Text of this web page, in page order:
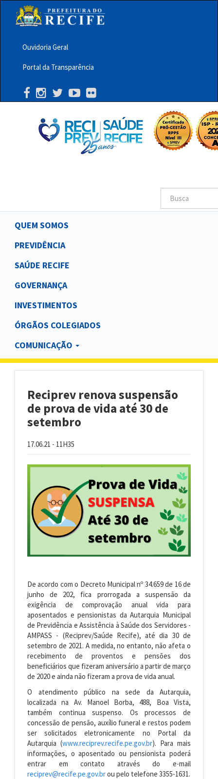
principalMenu
Barra
Topo
PCR
Ouvidoria Geral
Portal da Transparência
Buscar
Main
navigation
QUEM SOMOS
PREVIDÊNCIA
SAÚDE RECIFE
GOVERNANÇA
INVESTIMENTOS
ÓRGÃOS COLEGIADOS
COMUNICAÇÃO
Reciprev renova suspensão
de prova de vida até 30 de
setembro
17.06.21 - 11H35
De acordo com o Decreto Municipal nº 34.659 de 16 de
junho de 202, fica prorrogada a suspensão da
exigência de comprovação anual vida para
aposentados e pensionistas da Autarquia Municipal
de Previdência e Assistência à Saúde dos Servidores -
AMPASS - (Reciprev/Saúde Recife), até dia 30 de
setembro de 2021. A medida, no entanto, não afeta o
recebimento de proventos e pensões dos
beneficiários que fizeram aniversário a partir de março
de 2020 e ainda não fizeram a prova de vida anual.
O atendimento público na sede da Autarquia,
localizada na Av. Manoel Borba, 488, Boa Vista,
também continua suspenso. Os processos de
concessão de pensão, auxílio funeral e restos podem
ser solicitados eletronicamente no Portal da
Autarquia (www.reciprev.recife.pe.gov.br). Para mais
informações, o aposentado ou pensionista poderá
entrar em contato através do e-mail
reciprev@recife.pe.gov.brou pelo telefone 3355-1631.